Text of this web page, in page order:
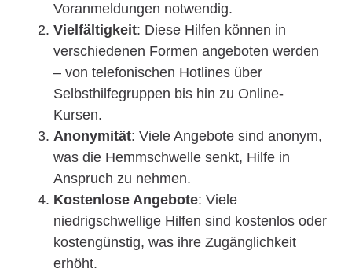
Voranmeldungen notwendig.
Vielfältigkeit: Diese Hilfen können in
verschiedenen Formen angeboten werden
– von telefonischen Hotlines über
Selbsthilfegruppen bis hin zu Online-
Kursen.
Anonymität: Viele Angebote sind anonym,
was die Hemmschwelle senkt, Hilfe in
Anspruch zu nehmen.
Kostenlose Angebote: Viele
niedrigschwellige Hilfen sind kostenlos oder
kostengünstig, was ihre Zugänglichkeit
erhöht.